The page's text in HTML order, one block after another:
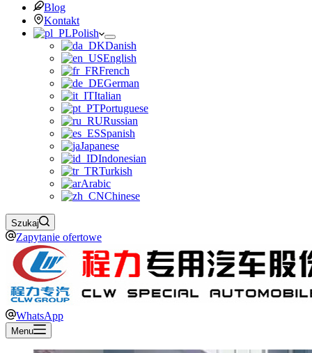
Blog
Kontakt
Polish
Danish
English
French
German
Italian
Portuguese
Russian
Spanish
Japanese
Indonesian
Turkish
Arabic
Chinese
Szukaj
Zapytanie ofertowe
WhatsApp
Menu